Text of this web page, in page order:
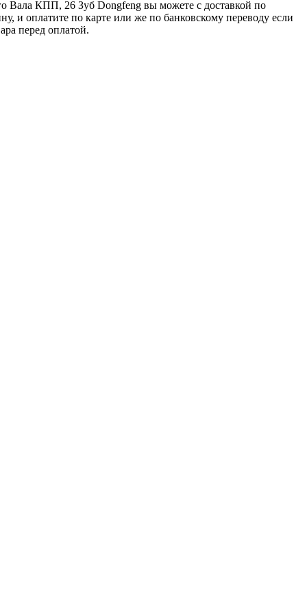
Вала КПП, 26 Зуб Dongfeng вы можете с доставкой по
и оплатите по карте или же по банковскому переводу если
перед оплатой.